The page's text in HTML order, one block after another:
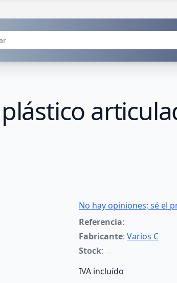
No hay opiniones; sé el
Referencia:
Fabricante: Varios C
Stock:
IVA incluído